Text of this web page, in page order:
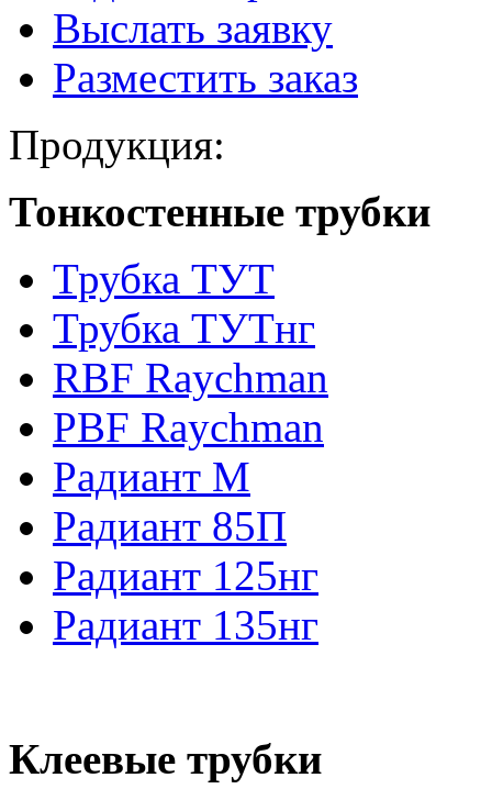
Выслать заявку
Разместить заказ
Продукция:
Тонкостенные трубки
Трубка ТУТ
Трубка ТУТнг
RBF Raychman
PBF Raychman
Радиант М
Радиант 85П
Радиант 125нг
Радиант 135нг
Клеевые трубки